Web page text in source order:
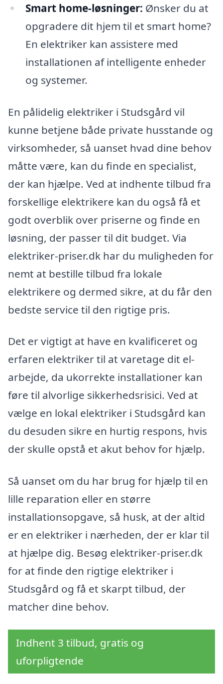
Smart home-løsninger: Ønsker du at
opgradere dit hjem til et smart home?
En elektriker kan assistere med
installationen af intelligente enheder
og systemer.
En pålidelig elektriker i Studsgård vil
kunne betjene både private husstande og
virksomheder, så uanset hvad dine behov
måtte være, kan du finde en specialist,
der kan hjælpe. Ved at indhente tilbud fra
forskellige elektrikere kan du også få et
godt overblik over priserne og finde en
løsning, der passer til dit budget. Via
elektriker-priser.dk har du muligheden for
nemt at bestille tilbud fra lokale
elektrikere og dermed sikre, at du får den
bedste service til den rigtige pris.
Det er vigtigt at have en kvalificeret og
erfaren elektriker til at varetage dit el-
arbejde, da ukorrekte installationer kan
føre til alvorlige sikkerhedsrisici. Ved at
vælge en lokal elektriker i Studsgård kan
du desuden sikre en hurtig respons, hvis
der skulle opstå et akut behov for hjælp.
Så uanset om du har brug for hjælp til en
lille reparation eller en større
installationsopgave, så husk, at der altid
er en elektriker i nærheden, der er klar til
at hjælpe dig. Besøg elektriker-priser.dk
for at finde den rigtige elektriker i
Studsgård og få et skarpt tilbud, der
matcher dine behov.
Indhent 3 tilbud, gratis og
uforpligtende